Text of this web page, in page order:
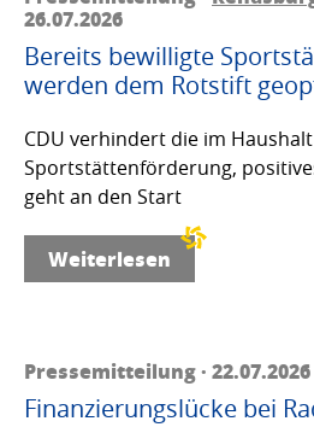
26.07.2026
Bereits bewilligte
werden dem Rotstift
CDU verhindert die im
Sportstättenförderung,
geht an den Start
Weiterlesen
Pressemitteilung · 22.07.2026
Finanzierungslücke bei